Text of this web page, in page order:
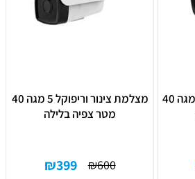
מצלמת צינור וריפוקל 2 מגה 40
מצלמת צינור וריפוקל 5 מגה 40
מטר צפיה בלילה
₪600
₪399